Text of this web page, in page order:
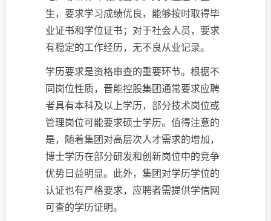
生，要求学习成绩优良，能够按时取得毕
业证书和学位证书；对于社会人员，要求
有稳定的工作经历，无不良从业记录。
学历要求是资格审查的重要环节。根据不
同岗位性质，晋能控股集团通常要求应聘
者具有本科及以上学历，部分技术岗位或
管理岗位可能要求硕士学历。值得注意的
是，随着集团对高层次人才需求的增加，
博士学历在部分研发和创新岗位中的竞争
优势日益明显。此外，集团对学历学位的
认证也有严格要求，应聘者需提供学信网
可查的学历证明。